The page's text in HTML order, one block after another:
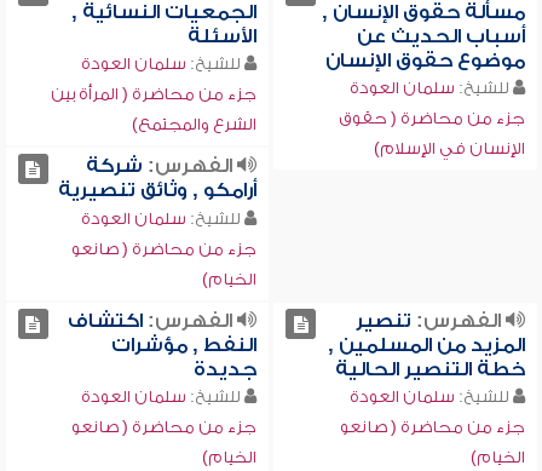
مسألة حقوق الإنسان ,
أسباب الحديث عن
موضوع حقوق الإنسان
للشيخ: سلمان العودة
جزء من محاضرة ( حقوق
الإنسان في الإسلام)
الجمعيات النسائية ,
الأسئلة
للشيخ: سلمان العودة
جزء من محاضرة ( المرأة بين
الشرع والمجتمع)
الفهرس: شركة
أرامكو , وثائق تنصيرية
للشيخ: سلمان العودة
جزء من محاضرة ( صانعو
الخيام)
الفهرس: تنصير
المزيد من المسلمين ,
خطة التنصير الحالية
للشيخ: سلمان العودة
جزء من محاضرة ( صانعو
الخيام)
الفهرس:اكتشاف
النفط , مؤشرات
جديدة
للشيخ: سلمان العودة
جزء من محاضرة ( صانعو
الخيام)